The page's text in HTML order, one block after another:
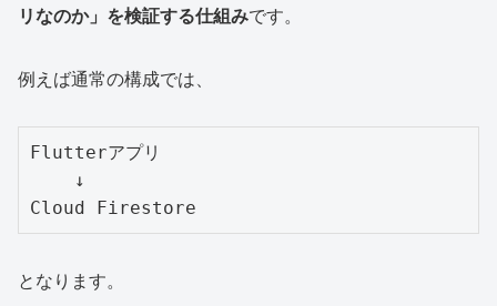
リなのか」を検証する仕組みです。
例えば通常の構成では、
Flutterアプリ
となります。